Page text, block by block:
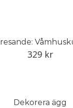
329 kr
Dekorera ägg